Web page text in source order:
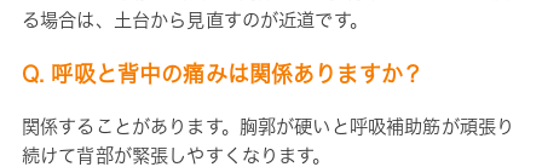
る場合は、土台から見直すのが近道です。
Q. 呼吸と背中の痛みは関係ありますか？
関係することがあります。胸郭が硬いと呼吸補助筋が頑張り
続けて背部が緊張しやすくなります。